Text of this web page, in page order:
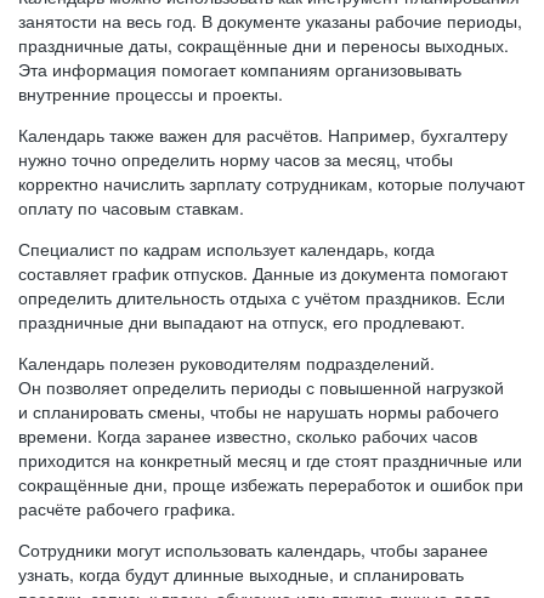
занятости на весь год. В документе указаны рабочие периоды,
праздничные даты, сокращённые дни и переносы выходных.
Эта информация помогает компаниям организовывать
внутренние процессы и проекты.
Календарь также важен для расчётов. Например, бухгалтеру
нужно точно определить норму часов за месяц, чтобы
корректно начислить зарплату сотрудникам, которые получают
оплату по часовым ставкам.
Специалист по кадрам использует календарь, когда
составляет график отпусков. Данные из документа помогают
определить длительность отдыха с учётом праздников. Если
праздничные дни выпадают на отпуск, его продлевают.
Календарь полезен руководителям подразделений.
Он позволяет определить периоды с повышенной нагрузкой
и спланировать смены, чтобы не нарушать нормы рабочего
времени. Когда заранее известно, сколько рабочих часов
приходится на конкретный месяц и где стоят праздничные или
сокращённые дни, проще избежать переработок и ошибок при
расчёте рабочего графика.
Сотрудники могут использовать календарь, чтобы заранее
узнать, когда будут длинные выходные, и спланировать